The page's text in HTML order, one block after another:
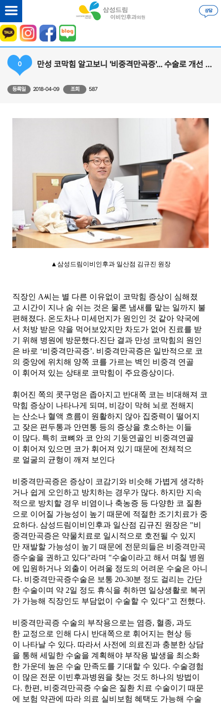
0 만성 코막힘 알고보니 '비중격만곡증'... 수술로 개선 가능
등록일 2018-04-09 조회 587
▲삼성드림이비인후과 일산점 김규진 원장
직장인 A씨는 별 다른 이유없이 코막힘 증상이 심해졌
고 시간이 지나 숨 쉬는 것은 물론 냄새를 맡는 일까지 불
편해졌다. 온도차나 미세먼지가 원인인 것 같아 약국에
서 처방 받은 약을 먹어보았지만 차도가 없어 진료를 받
기 위해 병원에 방문했다.진단 결과 만성 코막힘의 원인
은 바로 ‘비중격만곡증’. 비중격만곡증은 일반적으로 코
의 중앙에 위치해 양쪽 코를 가르는 벽인 비중격 연골
이 휘어져 있는 상태로 코막힘이 주요증상이다.
휘어진 쪽의 콧구멍은 좁아지고 반대쪽 코는 비대해져 코
막힘 증상이 나타나게 되며, 비강이 막혀 뇌로 전해지
는 산소나 혈액 흐름이 원활하지 않아 집중력이 떨어지
고 잦은 편두통과 안면통 등의 증상을 호소하는 이들
이 많다. 특히 코뼈와 코 안의 기둥연골인 비중격연골
이 휘어져 있으면 코가 휘어져 있기 때문에 전체적으
로 얼굴의 균형이 깨져 보인다
비중격만곡증은 증상이 코감기와 비슷해 가볍게 생각하
거나 쉽게 오인하고 방치하는 경우가 많다. 하지만 지속
적으로 방치할 경우 비염이나 축농증 등 다양한 코 질환
으로 이어질 가능성이 높기 때문에 적절한 조기치료가 중
요하다. 삼성드림이비인후과 일산점 김규진 원장은 "비
중격만곡증은 약물치료로 일시적으로 호전될 수 있지
만 재발할 가능성이 높기 때문에 전문의들은 비중격만곡
증수술을 권하고 있다"라며 "수술이라고 해서 며칠 병원
에 입원하거나 외출이 어려울 정도의 어려운 수술은 아니
다. 비중격만곡증수술은 보통 20-30분 정도 걸리는 간단
한 수술이며 약 2일 정도 휴식을 취하면 일상생활로 복귀
가 가능해 직장인도 부담없이 수술할 수 있다"고 전했다.
비중격만곡증 수술의 부작용으로는 염증, 혈종, 과도
한 교정으로 인해 다시 반대쪽으로 휘어지는 현상 등
이 나타날 수 있다. 따라서 사전에 의료진과 충분한 상담
을 통해 세밀한 수술을 계획해야 부작용 발생을 최소화
한 가운데 높은 수술 만족도를 기대할 수 있다. 수술경험
이 많은 전문 이빈후과병원을 찾는 것도 하나의 방법이
다. 한편, 비중격만곡증 수술은 질환 치료 수술이기 때문
에 보험 약관에 따라 의료 실비보험 혜택도 가능해 수술